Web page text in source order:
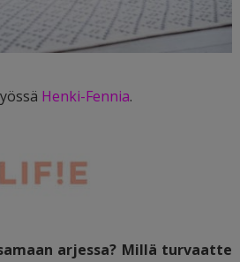
Henki-Fennia.
arjessa? Millä turvaatte